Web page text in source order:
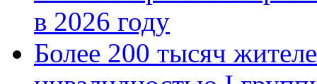
в 2026 году
Более 200 тысяч